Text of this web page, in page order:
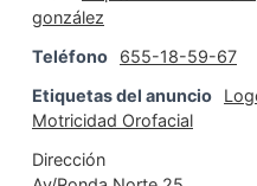
gonzález
Teléfono
655-18-59-67
Etiquetas del anuncio
Motricidad Orofacial
Dirección